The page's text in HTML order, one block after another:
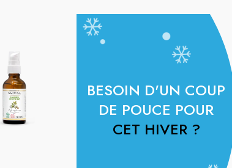
BESOIN D'UN COUP
DE POUCE POUR
CET HIVER ?